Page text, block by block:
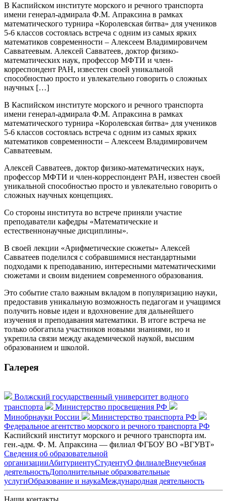
В Каспийском институте морского и речного транспорта
имени генерал-адмирала Ф.М. Апраксина в рамках
математического турнира «Королевская битва» для учеников
5-6 классов состоялась встреча с одним из самых ярких
математиков современности – Алексеем Владимировичем
Савватеевым. Алексей Савватеев, доктор физико-
математических наук, профессор МФТИ и член-
корреспондент РАН, известен своей уникальной
способностью просто и увлекательно говорить о сложных
научных […]
В Каспийском институте морского и речного транспорта
имени генерал-адмирала Ф.М. Апраксина в рамках
математического турнира «Королевская битва» для учеников
5-6 классов состоялась встреча с одним из самых ярких
математиков современности – Алексеем Владимировичем
Савватеевым.
Алексей Савватеев, доктор физико-математических наук,
профессор МФТИ и член-корреспондент РАН, известен своей
уникальной способностью просто и увлекательно говорить о
сложных научных концепциях.
Со стороны института во встрече приняли участие
преподаватели кафедры «Математические и
естественнонаучные дисциплины».
В своей лекции «Арифметические сюжеты» Алексей
Савватеев поделился с собравшимися нестандартными
подходами к преподаванию, интересными математическими
сюжетами и своим видением современного образования.
Это событие стало важным вкладом в популяризацию науки,
предоставив уникальную возможность педагогам и учащимся
получить новые идеи и вдохновение для дальнейшего
изучения и преподавания математики. В итоге встреча не
только обогатила участников новыми знаниями, но и
укрепила связи между академической наукой, высшим
образованием и школой.
Галерея
Волжский государственный университет водного
транспорта
Министерство просвещения РФ
Минобрнауки России
Министерство транспорта РФ
Федеральное агентство морского и речного транспорта РФ
Каспийский институт морского и речного транспорта им.
ген.-адм. Ф. М. Апраксина — филиал ФГБОУ ВО «ВГУВТ»
Сведения об образовательной
организацииАбитуриентуСтудентуО филиалеВнеучебная
деятельностьДополнительные образовательные
услугиОбразование и наукаМеждународная деятельность